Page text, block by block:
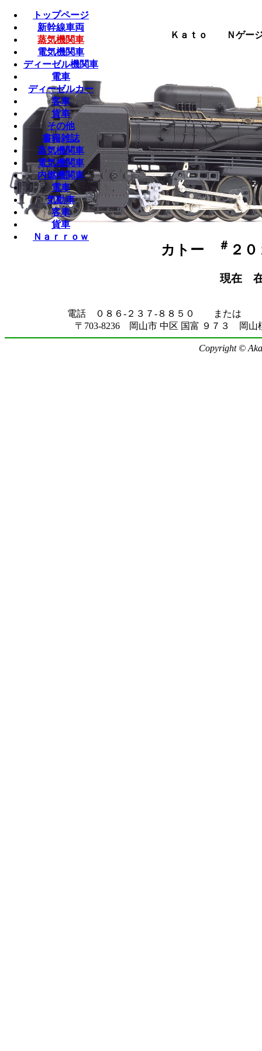
Ｋａｔｏ Ｎゲージ
カトー ＃ ２
現在 在
電話 ０８６-２３７-８８５０ または ０
〒703-8236 岡山市 中区 国富 ９７３ 岡山
Copyright ©
トップページ
新幹線車両
蒸気機関車
電気機関車
ディーゼル機関車
電車
ディーゼルカー
客車
貨車
その他
書籍雑誌
蒸気機関車
電気機関車
内燃機関車
電車
気動車
客車
貨車
Ｎａｒｒｏｗ